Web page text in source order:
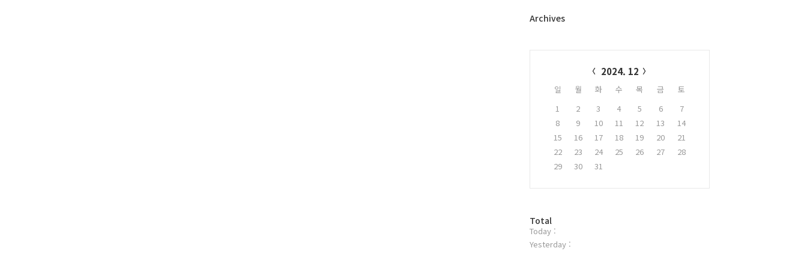
기
글
Archives
2024. 12
일 월 화 수 목 금
토
1
2 3 4 5 6
7
8
9 10 11 12 13
14
15
16 17 18 19 20
21
22
23 24 25 26 27
28
29
30 31
방
문
자
Total
Today :
Yesterday :